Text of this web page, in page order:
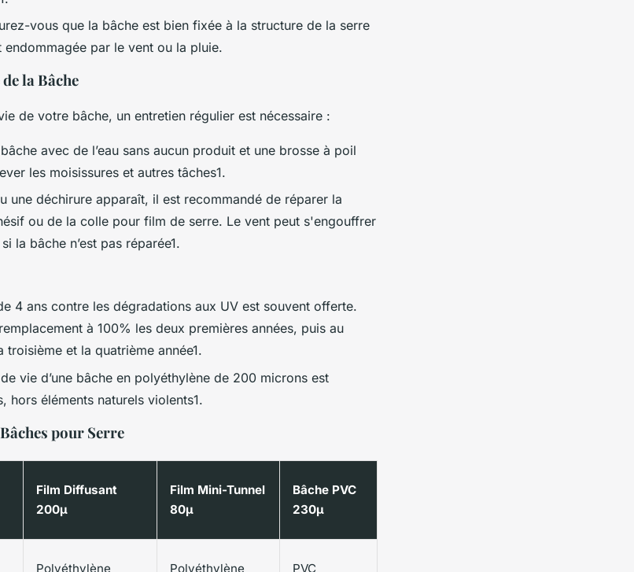
vous que la bâche est bien fixée à la structure de la serre
endommagée par le vent ou la pluie.
la Bâche
de votre bâche, un entretien régulier est nécessaire :
avec de l’eau sans aucun produit et une brosse à poil
les moisissures et autres tâches1.
une déchirure apparaît, il est recommandé de réparer la
ou de la colle pour film de serre. Le vent peut s'engouffrer
la bâche n’est pas réparée1.
4 ans contre les dégradations aux UV est souvent offerte.
à 100% les deux premières années, puis au
et la quatrième année1.
vie d’une bâche en polyéthylène de 200 microns est
hors éléments naturels violents1.
pour Serre
Film Diffusant
200µ
Film Mini-Tunnel
80µ
Bâche PVC
230µ
Polyéthylène Polyéthylène PVC